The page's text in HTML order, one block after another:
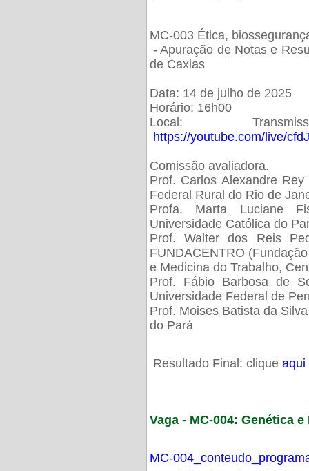
MC-003 Ética,
- Apuração de Notas e
de Caxias
Data: 14 de julho de 2025
Horário: 16h00
Local:
https://youtube.com/live/
Comissão avaliadora.
Prof. Carlos Alexandre
Federal Rural do Rio de
Profa. Marta Luciane
Universidade Católica do
Prof. Walter dos Reis
FUNDACENTRO
e Medicina do Trabalho,
Prof. Fábio Barbosa de
Universidade Federal de
Prof. Moises Batista da
do Pará
Resultado Final: clique aqui
Vaga - MC-004: Genética
MC-